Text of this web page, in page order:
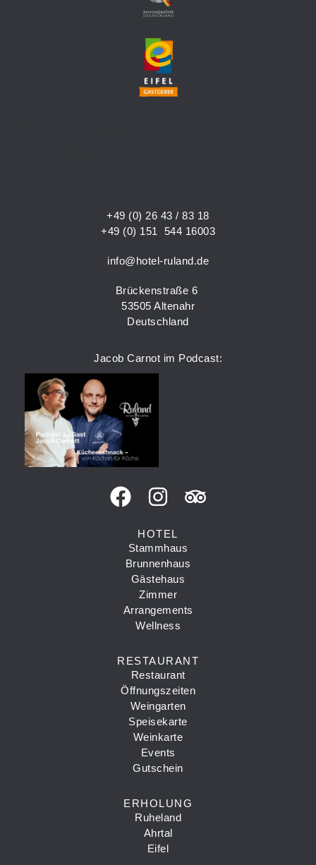
+49 (0) 26 43 / 83 18
+49 (0) 151 544 16003
info@hotel-ruland.de
Brückenstraße 6
53505 Altenahr
Deutschland
Jacob Carnot im Podcast:
HOTEL
Stammhaus
Brunnenhaus
Gästehaus
Zimmer
Arrangements
Wellness
RESTAURANT
Restaurant
Öffnungszeiten
Weingarten
Speisekarte
Weinkarte
Events
Gutschein
ERHOLUNG
Ruheland
Ahrtal
Eifel